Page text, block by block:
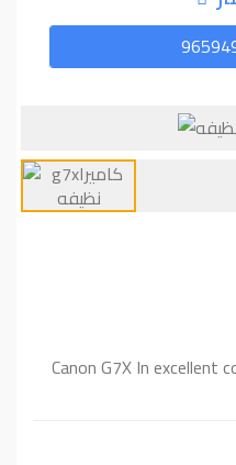
Canon G7X In excellent